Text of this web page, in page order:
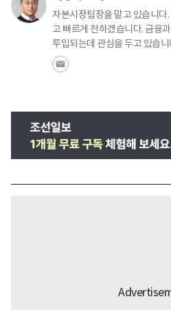
자본시장팀장을 맡고 있습니다
고 빠르게 전하겠습니다. 금융
투입되는데 관심을 두고 있습니